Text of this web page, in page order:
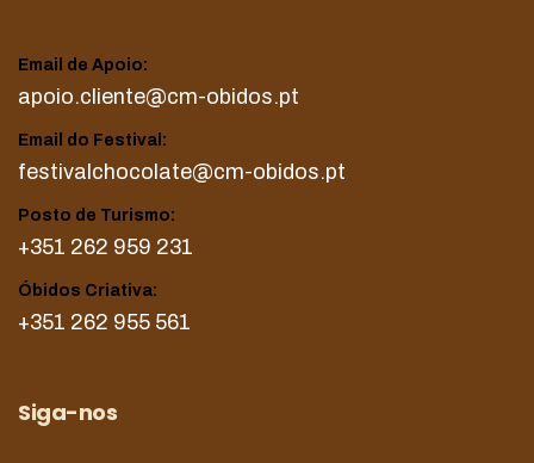
Email de Apoio:
apoio.cliente@cm-obidos.pt
Email do Festival:
festivalchocolate@cm-obidos.pt
Posto de Turismo:
+351 262 959 231
Óbidos Criativa:
+351 262 955 561
Siga-nos